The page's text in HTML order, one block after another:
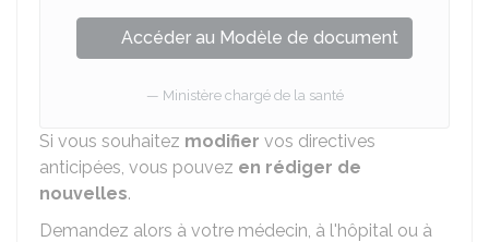
Accéder au Modèle de document
Ministère chargé de la santé
Si vous souhaitez modifier vos directives
anticipées, vous pouvez en rédiger de
nouvelles.
Demandez alors à votre médecin, à l'hôpital ou à